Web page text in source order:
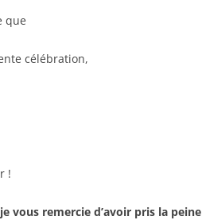
que
célébration,
!
vous remercie d’avoir pris la peine